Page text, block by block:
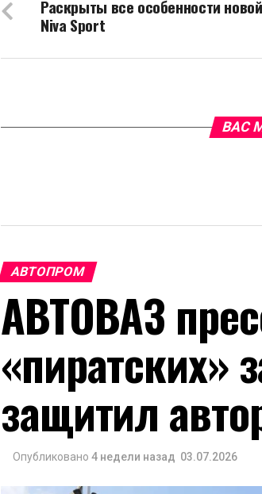
Раскрыты все особенности
Niva Sport
ВАС
АВТОПРОМ
АВТОВАЗ
«пиратских»
защитил
Опубликовано 4 недели назад 03.07.2026